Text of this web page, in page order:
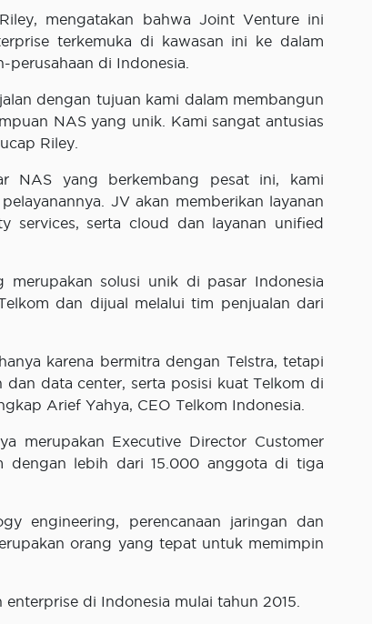
mengatakan bahwa Joint Venture ini
terkemuka di kawasan ini ke dalam
di Indonesia.
dengan tujuan kami dalam membangun
NAS yang unik. Kami sangat antusias
Riley.
NAS yang berkembang pesat ini, kami
JV akan memberikan layanan
services, serta cloud dan layanan unified
merupakan solusi unik di pasar Indonesia
dan dijual melalui tim penjualan dari
karena bermitra dengan Telstra, tetapi
data center, serta posisi kuat Telkom di
Arief Yahya, CEO Telkom Indonesia.
merupakan Executive Director Customer
dengan lebih dari 15.000 anggota di tiga
engineering, perencanaan jaringan dan
orang yang tepat untuk memimpin
di Indonesia mulai tahun 2015.